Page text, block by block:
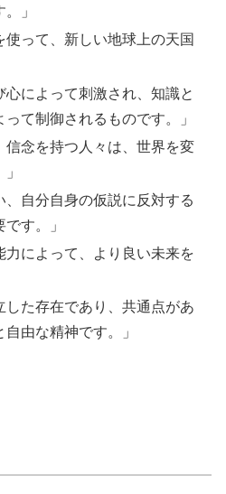
」
使って、新しい地球上の天国
心によって刺激され、知識と
て制御されるものです。」
信念を持つ人々は、世界を変
、自分自身の仮説に反対する
す。」
力によって、より良い未来を
した存在であり、共通点があ
由な精神です。」